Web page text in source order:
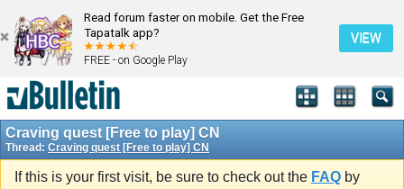
Read forum faster on mobile. Get the Free
Tapatalk app?
FREE - on Google Play
VIEW
Craving quest [Free to play] CN
Thread: Craving quest [Free to play] CN
If this is your first visit, be sure to check out the FAQ by